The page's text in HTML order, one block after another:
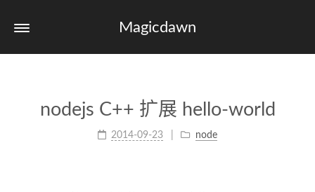
Magicdawn
nodejs C++ 扩展 hello-world
2014-09-23 node